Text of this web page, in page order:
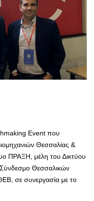
Event που
Θεσσαλίας &
ΠΡΑΞΗ, μέλη του Δικτύου
Θεσσαλικών
σε συνεργασία με το